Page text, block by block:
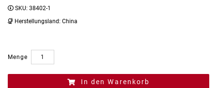
SKU: 38402-1
Herstellungsland: China
Menge
In den Warenkorb